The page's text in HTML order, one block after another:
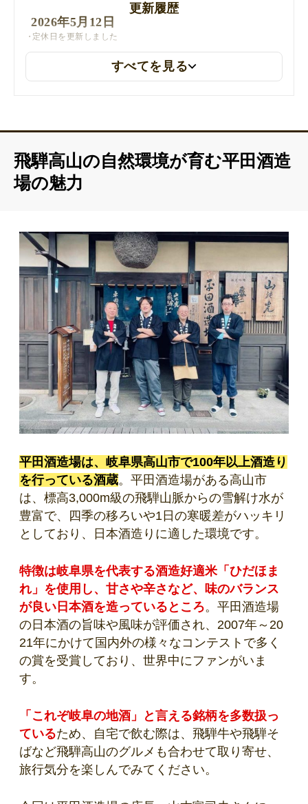
更新履歴
2026年5月12日
定休日を更新しました
すべてを見る
飛騨高山の自然環境が育む平田酒造
場の魅力
平田酒造場は、岐阜県高山市で100年以上酒造り
を行っている酒蔵。平田酒造場がある高山市
は、標高3,000m級の飛騨山脈からの雪解け水が
豊富で、四季の移ろいや1日の寒暖差がハッキリ
としており、日本酒造りに適した環境です。
特徴は岐阜県を代表する酒造好適米「ひだほま
れ」を使用し、甘さや辛さなど、味のバランス
が良い日本酒を造っているところ。平田酒造場
の日本酒の旨味や風味が評価され、2007年～20
21年にかけて国内外の様々なコンテストで多く
の賞を受賞しており、世界中にファンがいま
す。
「これぞ岐阜の地酒」と言える銘柄を多数扱っ
ているため、自宅で飲む際は、飛騨牛や飛騨そ
ばなど飛騨高山のグルメも合わせて取り寄せ、
旅行気分を楽しんでみてください。